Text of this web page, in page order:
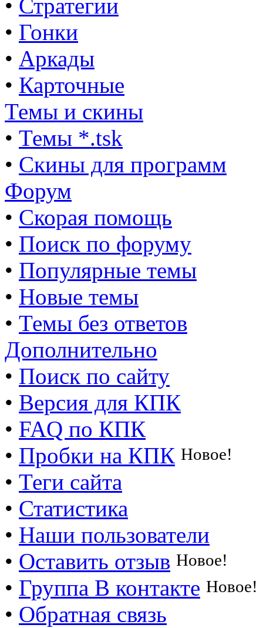
• Стратегии
• Гонки
• Аркады
• Карточные
Темы и скины
• Темы *.tsk
• Скины для программ
Форум
• Скорая помощь
• Поиск по форуму
• Популярные темы
• Новые темы
• Темы без ответов
Дополнительно
• Поиск по сайту
• Версия для КПК
• FAQ по КПК
• Пробки на КПК Новое!
• Теги сайта
• Статистика
• Наши пользователи
• Оставить отзыв Новое!
• Группа В контакте Новое!
• Обратная связь